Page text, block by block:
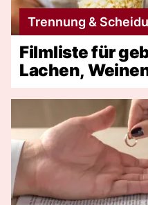
Trennung &
Filmliste für
Lachen,